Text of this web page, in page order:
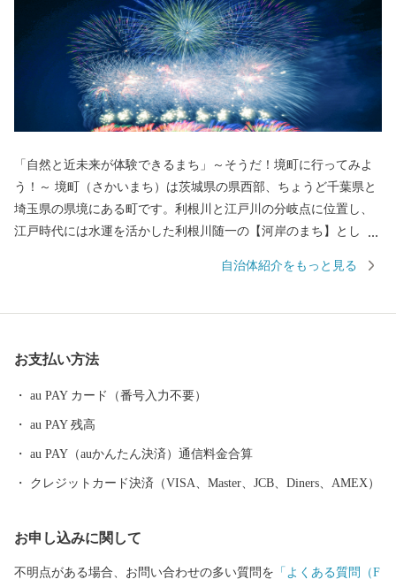
「自然と近未来が体験できるまち」～そうだ！境町に行ってみよ
う！～ 境町（さかいまち）は茨城県の県西部、ちょうど千葉県と
埼玉県の県境にある町です。利根川と江戸川の分岐点に位置し、
江戸時代には水運を活かした利根川随一の【河岸のまち】とし
の圏央道「境古河IC」開通により、都心からのアクセスも約1時間
にさかい河岸レストラン「茶蔵」がオープンいたしました。この
レストランの設計を手掛けたのは、新国立競技場の設計でも有名
クアウト専門店「さかいキッチンデリカ」、２階には一流シェフ
が目の前で肉を焼き上げる「さかい鉄板」がございます。建物自
体の「建築美」もお愉しみいただければと思います。 ぜひお近く
自治体紹介をもっと見る
お支払い方法
au PAY カード（番号入力不要）
au PAY 残高
au PAY（auかんたん決済）通信料金合算
クレジットカード決済（VISA、Master、JCB、Diners、AMEX）
お申し込みに関して
不明点がある場合、お問い合わせの多い質問を 「よくある質問（F